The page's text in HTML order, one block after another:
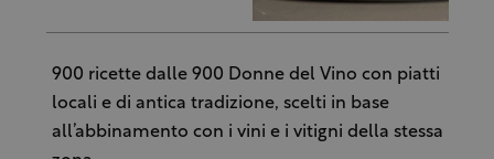
900 ricette dalle 900 Donne del Vino con piatti
locali e di antica tradizione, scelti in base
all’abbinamento con i vini e i vitigni della stessa